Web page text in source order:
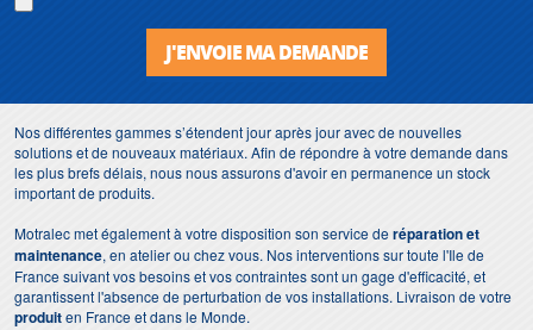
J'ENVOIE MA DEMANDE
Nos différentes gammes s’étendent jour après jour avec de nouvelles
solutions et de nouveaux matériaux. Afin de répondre à votre demande dans
les plus brefs délais, nous nous assurons d'avoir en permanence un stock
important de produits.
Motralec met également à votre disposition son service deréparation et
maintenance, en atelier ou chez vous. Nos interventions sur toute l'Ile de
France suivant vos besoins et vos contraintes sont un gage d'efficacité, et
garantissent l'absence de perturbation de vos installations. Livraison de votre
produiten France et dans le Monde.